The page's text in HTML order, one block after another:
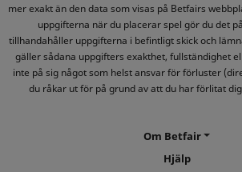
mer exakt än den data som visas på Betfairs
uppgifterna när du placerar spel gör du det
tillhandahåller uppgifterna i befintligt skick och
gäller sådana uppgifters exakthet, fullständighet
inte på sig något som helst ansvar för förluster
du råkar ut för på grund av att du har förlitat
Om Betfair
Hjälp